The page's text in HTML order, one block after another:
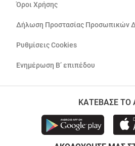
Όροι Χρήσης
Δήλωση Προστασίας Προσωπικών
Ρυθμίσεις Cookies
Ενημέρωση Β’ επιπέδου
ΚΑΤΕΒΑΣΕ ΤΟ